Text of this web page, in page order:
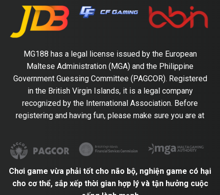
MG188 has a legal license issued by the European
Maltese Administration (MGA) and the Philippine
Government Guessing Committee (PAGCOR). Registered
in the British Virgin Islands, it is a legal company
recognized by the International Association. Before
registering and having fun, please make sure you are at
Chơi game vừa phải tốt cho não bộ, nghiện game có hại
cho cơ thể, sắp xếp thời gian hợp lý và tận hưởng cuộc